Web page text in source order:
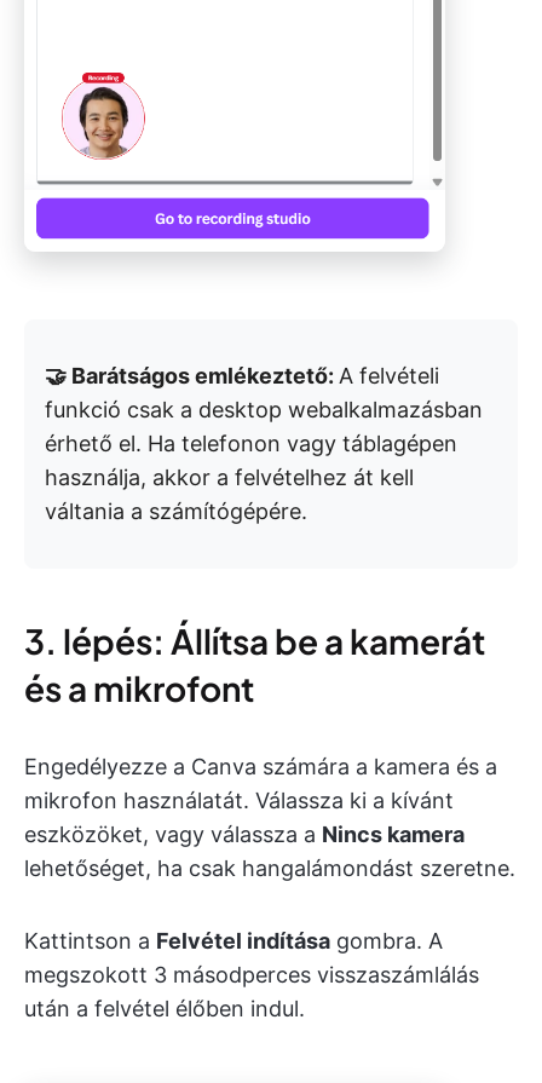
🤝 Barátságos emlékeztető: A felvételi
funkció csak a desktop webalkalmazásban
érhető el. Ha telefonon vagy táblagépen
használja, akkor a felvételhez át kell
váltania a számítógépére.
3. lépés: Állítsa be a kamerát
és a mikrofont
Engedélyezze a Canva számára a kamera és a
mikrofon használatát. Válassza ki a kívánt
eszközöket, vagy válassza a Nincs kamera
lehetőséget, ha csak hangalámondást szeretne.
Kattintson a Felvétel indítása gombra. A
megszokott 3 másodperces visszaszámlálás
után a felvétel élőben indul.